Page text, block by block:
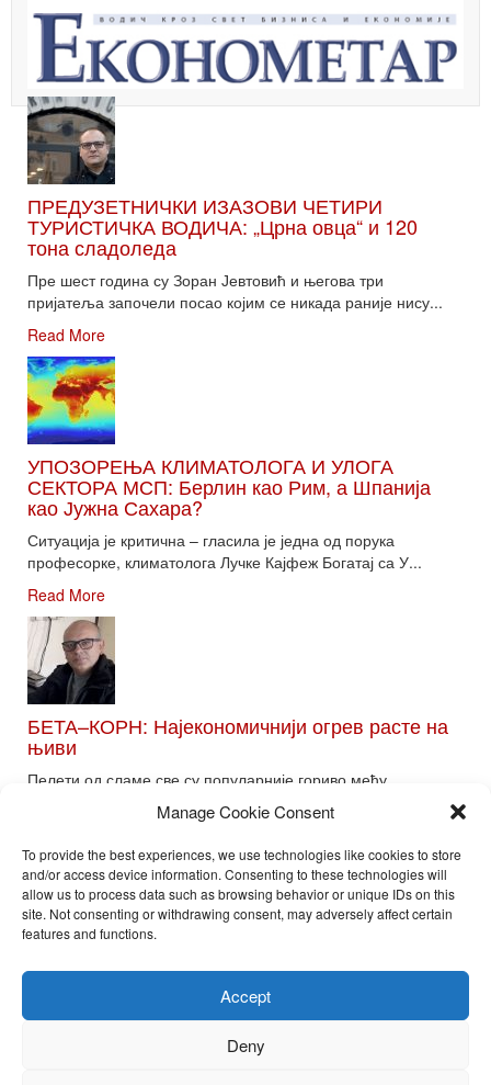
Manage Cookie Consent
To provide the best experiences, we use technologies like cookies to store
and/or access device information. Consenting to these technologies will
allow us to process data such as browsing behavior or unique IDs on this
site. Not consenting or withdrawing consent, may adversely affect certain
features and functions.
Accept
Deny
ПРЕДУЗЕТНИЧКИ ИЗАЗОВИ ЧЕТИРИ
ТУРИСТИЧКА ВОДИЧА: „Црна овца“ и 120
тона сладоледа
Пре шест година су Зоран Јевтовић и његова три
пријатеља започели посао којим се никада раније нису...
Read More
УПОЗОРЕЊА КЛИМАТОЛОГА И УЛОГА
СЕКТОРА МСП: Берлин као Рим, а Шпанија
као Јужна Сахара?
Ситуација је критична – гласила је једна од порука
професорке, климатолога Лучке Кајфеж Богатај са У...
Read More
БЕТА–КОРН: Најекономичнији огрев расте на
њиви
Пелети од сламе све су популарније гориво међу
потрошачима. Главне препреке већoj производњи овог ог...
Toggle
Nira Press d.o.o.
Sadržaj ovog sajta je zakonom zaštićena intelektualna svojina
kopiranje, objavljivanje celine ili delova bilo kog proizvoda NiraPress